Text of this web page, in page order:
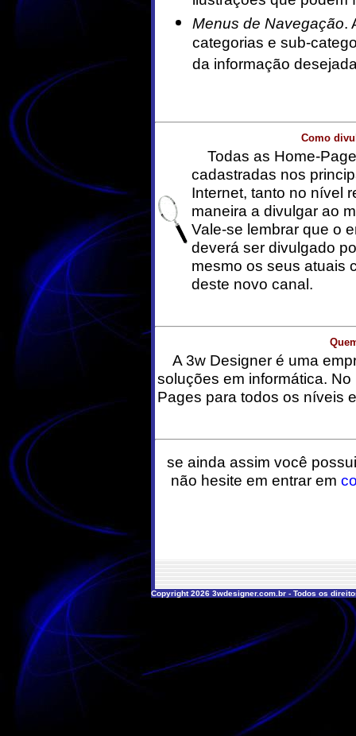
Menus de Navegação.
categorias e sub-
da informação
Como
Todas as Home-
cadastradas nos
Internet, tanto no nível
maneira a divulgar ao
Vale-se lembrar que o
deverá ser divulgado
mesmo os seus atuais
deste novo canal.
A 3w Designer é uma
soluções em informática.
Pages para todos os níveis
se ainda assim você
não hesite em entrar em
Copyright 2026 3wdesigner.com.br - Todos os